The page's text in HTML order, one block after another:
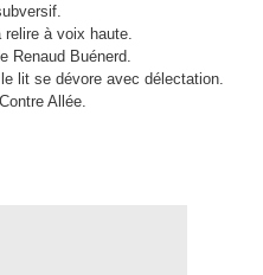
à voix haute.
Renaud Buénerd.
lit se dévore avec délectation.
Allée.